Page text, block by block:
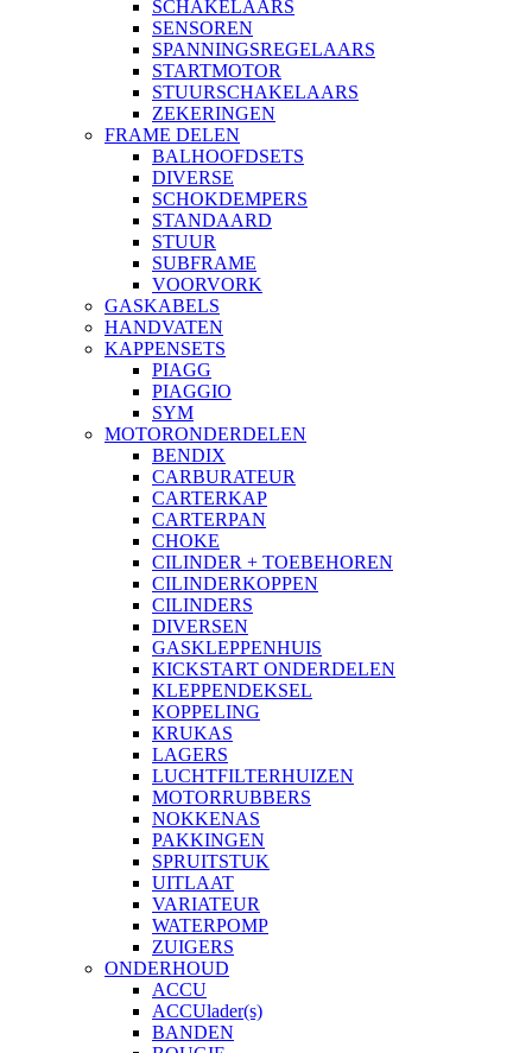
SCHAKELAARS
SENSOREN
SPANNINGSREGELAARS
STARTMOTOR
STUURSCHAKELAARS
ZEKERINGEN
FRAME DELEN
BALHOOFDSETS
DIVERSE
SCHOKDEMPERS
STANDAARD
STUUR
SUBFRAME
VOORVORK
GASKABELS
HANDVATEN
KAPPENSETS
PIAGG
PIAGGIO
SYM
MOTORONDERDELEN
BENDIX
CARBURATEUR
CARTERKAP
CARTERPAN
CHOKE
CILINDER + TOEBEHOREN
CILINDERKOPPEN
CILINDERS
DIVERSEN
GASKLEPPENHUIS
KICKSTART ONDERDELEN
KLEPPENDEKSEL
KOPPELING
KRUKAS
LAGERS
LUCHTFILTERHUIZEN
MOTORRUBBERS
NOKKENAS
PAKKINGEN
SPRUITSTUK
UITLAAT
VARIATEUR
WATERPOMP
ZUIGERS
ONDERHOUD
ACCU
ACCUlader(s)
BANDEN